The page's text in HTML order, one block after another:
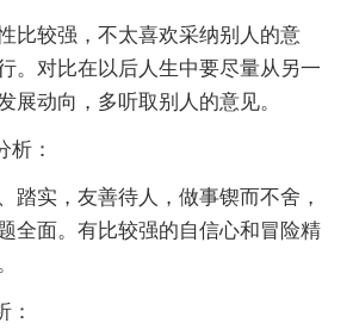
较强，不太喜欢采纳别人的意
。对比在以后人生中要尽量从另一
展动向，多听取别人的意见。
：
实，友善待人，做事锲而不舍，
全面。有比较强的自信心和冒险精